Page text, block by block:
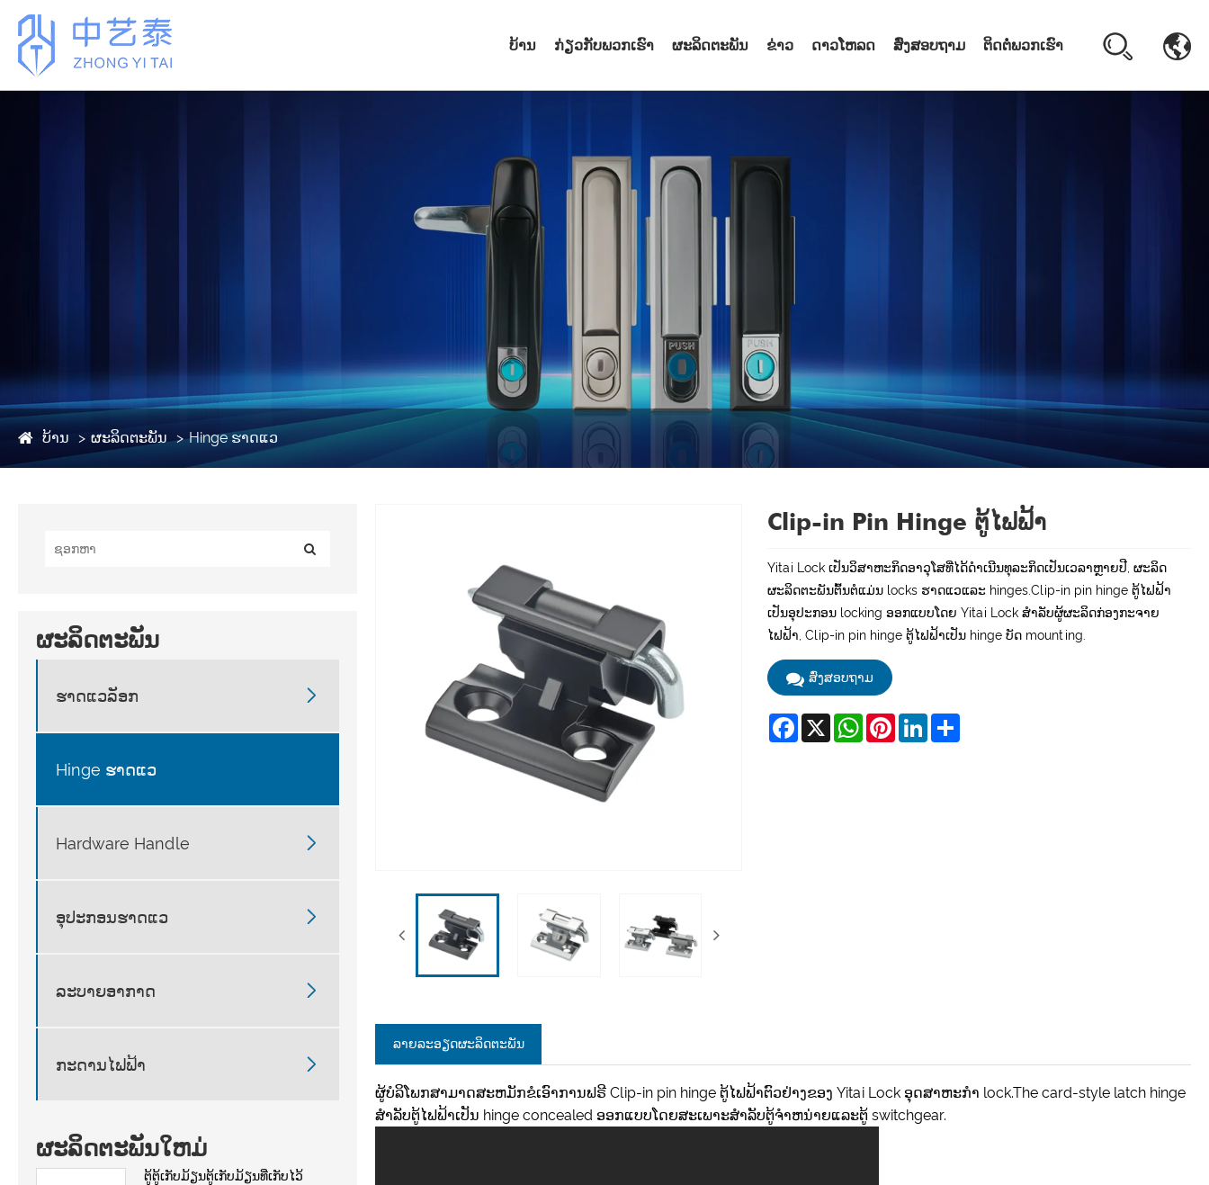
ບ້ານ ກ່ຽວກັບພວກເຮົາ ຜະລິດຕະພັນ ຂ່າວ ດາວໂຫລດ ສົ່ງສອບຖາມ ຕິດຕໍ່ພວກເຮົາ
ບ້ານ ຜະລິດຕະພັນ Hinge ຮາດແວ
ຜະລິດຕະພັນ
ຮາດແວລັອກ 
Hinge ຮາດແວ
Hardware Handle 
ອຸປະກອນຮາດແວ 
ລະບາຍອາກາດ 
ກະດານໄຟຟ້າ 
ຜະລິດຕະພັນໃຫມ່
ຕູ້ຕູ້ເກັບມ້ຽນຕູ້ເກັບມ້ຽນທີ່ເກັບໄວ້
Clip-in Pin Hinge ຕູ້ໄຟຟ້າ
Yitai Lock ເປັນວິສາຫະກິດອາວຸໂສທີ່ໄດ້ດໍາເນີນທຸລະກິດເປັນເວລາຫຼາຍປີ, ຜະລິດ
ຜະລິດຕະພັນຕົ້ນຕໍແມ່ນ locks ຮາດແວແລະ hinges.Clip-in pin hinge ຕູ້ໄຟຟ້າ
ເປັນອຸປະກອນ locking ອອກແບບໂດຍ Yitai Lock ສໍາລັບຜູ້ຜະລິດກ່ອງກະຈາຍ
ໄຟຟ້າ, Clip-in pin hinge ຕູ້ໄຟຟ້າເປັນ hinge ບັດ mounting.
ສົ່ງສອບຖາມ
Facebook
X WhatsAppPinterestLinkedInShare
ລາຍ​ລະ​ອຽດ​ຜະ​ລິດ​ຕະ​ພັນ
ຜູ້ບໍລິໂພກສາມາດສະຫມັກຂໍເອົາການຟຣີ Clip-in pin hinge ຕູ້ໄຟຟ້າຕົວຢ່າງຂອງ Yitai Lock ອຸດສາຫະກໍາ lock.The card-style latch hinge
ສໍາລັບຕູ້ໄຟຟ້າເປັນ hinge concealed ອອກແບບໂດຍສະເພາະສໍາລັບຕູ້ຈໍາຫນ່າຍແລະຕູ້ switchgear.